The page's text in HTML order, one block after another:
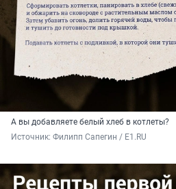
А вы добавляете белый хлеб в котлеты?
Источник: Филипп Сапегин / E1.RU